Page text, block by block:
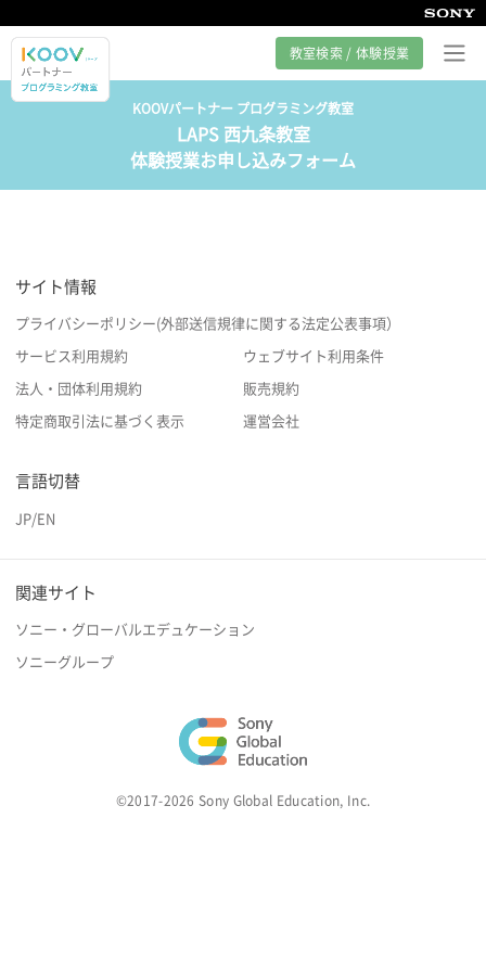
教室検索 / 体験授業
プログラミング教室とは
カリキュラム紹介
サポート
KOOVパートナー プログラミング教室
LAPS 西九条教室
体験授業お申し込みフォーム
サイト情報
プライバシーポリシー(外部送信規律に関する法定公表事項）
サービス利用規約 ウェブサイト利用条件
法人・団体利用規約 販売規約
特定商取引法に基づく表示 運営会社
言語切替
JP/EN
関連サイト
ソニー・グローバルエデュケーション
ソニーグループ
©2017-2026 Sony Global Education, Inc.